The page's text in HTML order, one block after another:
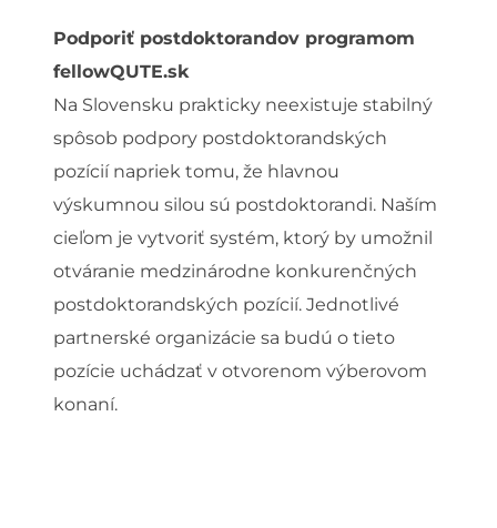
Podporiť postdoktorandov programom
fellowQUTE.sk
Na Slovensku prakticky neexistuje stabilný
spôsob podpory postdoktorandských
pozícií napriek tomu, že hlavnou
výskumnou silou sú postdoktorandi. Naším
cieľom je vytvoriť systém, ktorý by umožnil
otváranie medzinárodne konkurenčných
postdoktorandských pozícií. Jednotlivé
partnerské organizácie sa budú o tieto
pozície uchádzať v otvorenom výberovom
konaní.